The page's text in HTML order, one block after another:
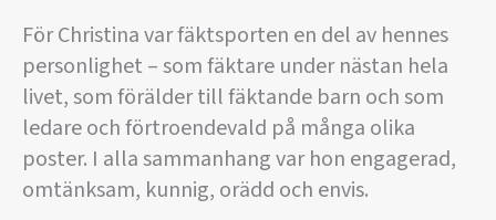
För Christina var fäktsporten en del av hennes
personlighet – som fäktare under nästan hela
livet, som förälder till fäktande barn och som
ledare och förtroendevald på många olika
poster. I alla sammanhang var hon engagerad,
omtänksam, kunnig, orädd och envis.